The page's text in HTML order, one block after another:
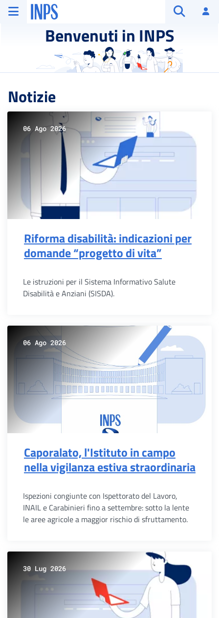
Vai al menu principale
Vai al contenuto principale
Vai al pie' di pagina
INPS ()
Benvenuti in INPS
Notizie
06 Ago 2026
Riforma disabilità: indicazioni per
domande “progetto di vita”
Le istruzioni per il Sistema Informativo Salute
Disabilità e Anziani (SISDA).
06 Ago 2026
Caporalato, l'Istituto in campo
nella vigilanza estiva straordinaria
Ispezioni congiunte con Ispettorato del Lavoro,
INAIL e Carabinieri fino a settembre: sotto la lente
le aree agricole a maggior rischio di sfruttamento.
30 Lug 2026